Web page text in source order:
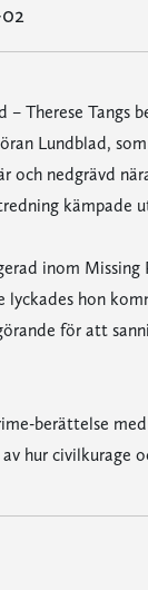
– Therese Tangs
Lundblad,
och nedgrävd
kämpade
inom
hon
för att
berättelse
hur civilkurage